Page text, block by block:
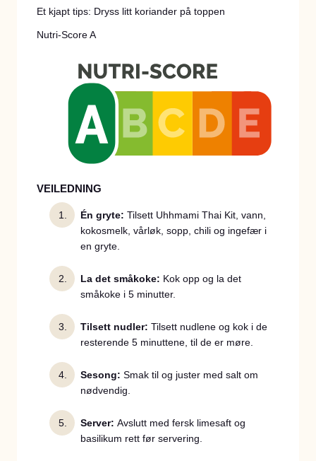
Et kjapt tips: Dryss litt koriander på toppen
Nutri-Score A
VEILEDNING
Én gryte: Tilsett Uhhmami Thai Kit, vann,
kokosmelk, vårløk, sopp, chili og ingefær i
en gryte.
La det småkoke: Kok opp og la det
småkoke i 5 minutter.
Tilsett nudler: Tilsett nudlene og kok i de
resterende 5 minuttene, til de er møre.
Sesong: Smak til og juster med salt om
nødvendig.
Server: Avslutt med fersk limesaft og
basilikum rett før servering.